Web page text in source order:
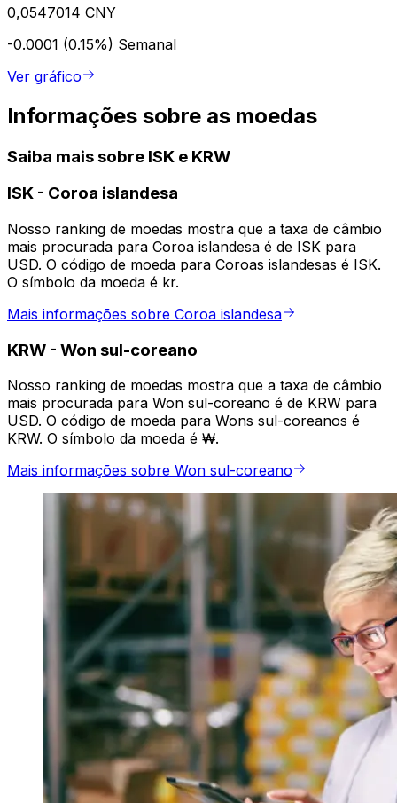
0,0547014 CNY
-0.0001 (0.15%) Semanal
Ver gráfico
Informações sobre as moedas
Saiba mais sobre ISK e KRW
ISK - Coroa islandesa
Nosso ranking de moedas mostra que a taxa de câmbio
mais procurada para Coroa islandesa é de ISK para
USD. O código de moeda para Coroas islandesas é ISK.
O símbolo da moeda é kr.
Mais informações sobre Coroa islandesa
KRW - Won sul-coreano
Nosso ranking de moedas mostra que a taxa de câmbio
mais procurada para Won sul-coreano é de KRW para
USD. O código de moeda para Wons sul-coreanos é
KRW. O símbolo da moeda é ₩.
Mais informações sobre Won sul-coreano